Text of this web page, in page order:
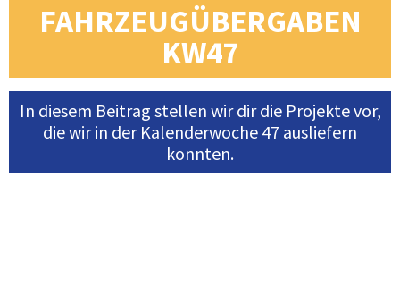
FAHRZEUGÜBERGABEN
KW47
In diesem Beitrag stellen wir dir die Projekte vor,
die wir in der Kalenderwoche 47 ausliefern
konnten.